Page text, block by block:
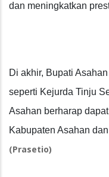
dan meningkatkan
Di akhir, Bupati
seperti Kejurda Tinju
Asahan berharap
Kabupaten Asahan
(Prasetio)